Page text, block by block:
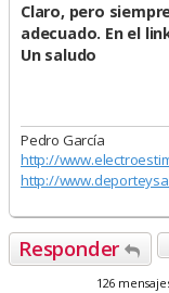
Claro, pero
adecuado. En el
Un saludo
Pedro García
http://
http://
Responder
126